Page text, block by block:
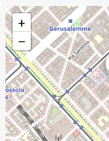
+
−